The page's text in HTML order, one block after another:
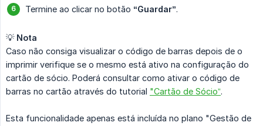
Termine ao clicar no botão “Guardar”.
💡 Nota
Caso não consiga visualizar o código de barras depois de o
imprimir verifique se o mesmo está ativo na configuração do
cartão de sócio. Poderá consultar como ativar o código de
barras no cartão através do tutorial "Cartão de Sócio”.
Esta funcionalidade apenas está incluída no plano "Gestão de